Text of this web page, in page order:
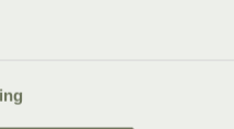
beter gegeten kunnen
natuurlijke aanmaak van
kwark, yoghurt,